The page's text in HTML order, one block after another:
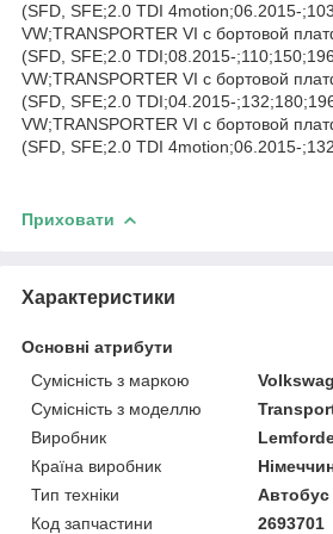
(SFD, SFE;2.0 TDI 4motion;06.2015-
VW;TRANSPORTER VI c бортовой
(SFD, SFE;2.0 TDI;08.2015-
VW;TRANSPORTER VI c бортовой
(SFD, SFE;2.0 TDI;04.2015-
VW;TRANSPORTER VI c бортовой
(SFD, SFE;2.0 TDI 4motion;06.2015-
Приховати
Характеристики
Основні атрибути
Сумісність з маркою
Сумісність з моделлю
Виробник
Країна виробник
Тип техніки
Автобус
Код запчастини
2693701